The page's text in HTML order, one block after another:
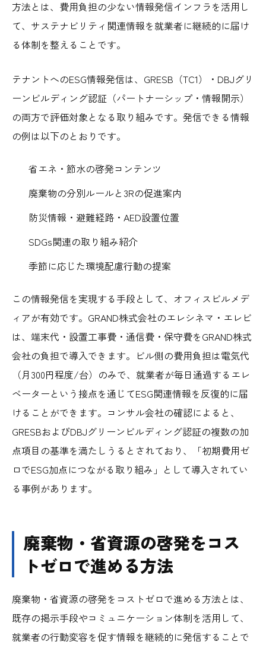
方法とは、費用負担の少ない情報発信インフラを活用し
て、サステナビリティ関連情報を就業者に継続的に届け
る体制を整えることです。
テナントへのESG情報発信は、GRESB（TC1）・DBJグリ
ーンビルディング認証（パートナーシップ・情報開示）
の両方で評価対象となる取り組みです。発信できる情報
の例は以下のとおりです。
省エネ・節水の啓発コンテンツ
廃棄物の分別ルールと3Rの促進案内
防災情報・避難経路・AED設置位置
SDGs関連の取り組み紹介
季節に応じた環境配慮行動の提案
この情報発信を実現する手段として、オフィスビルメデ
ィアが有効です。GRAND株式会社のエレシネマ・エレビ
は、端末代・設置工事費・通信費・保守費をGRAND株式
会社の負担で導入できます。ビル側の費用負担は電気代
（月300円程度/台）のみで、就業者が毎日通過するエレ
ベーターという接点を通じてESG関連情報を反復的に届
けることができます。コンサル会社の確認によると、
GRESBおよびDBJグリーンビルディング認証の複数の加
点項目の基準を満たしうるとされており、「初期費用ゼ
ロでESG加点につながる取り組み」として導入されてい
る事例があります。
廃棄物・省資源の啓発をコス
トゼロで進める方法
廃棄物・省資源の啓発をコストゼロで進める方法とは、
既存の掲示手段やコミュニケーション体制を活用して、
就業者の行動変容を促す情報を継続的に発信することで